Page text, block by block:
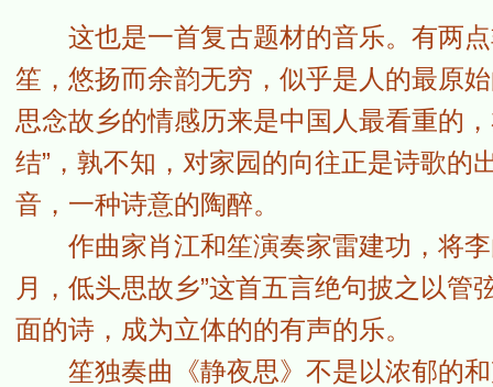
这也是一首复古题材的音乐。有两点
笙，悠扬而余韵无穷，似乎是人的最原
思念故乡的情感历来是中国人最看重的
结”，孰不知，对家园的向往正是诗歌的
音，一种诗意的陶醉。
作曲家肖江和笙演奏家雷建功，将李
月，低头思故乡”这首五言绝句披之以
面的诗，成为立体的的有声的乐。
笙独奏曲《静夜思》不是以浓郁的和